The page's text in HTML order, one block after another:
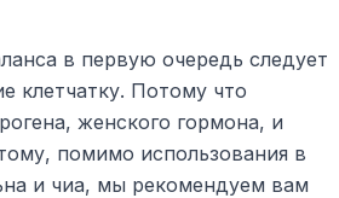
в первую очередь следует
клетчатку. Потому что
женского гормона, и
помимо использования в
и чиа, мы рекомендуем вам